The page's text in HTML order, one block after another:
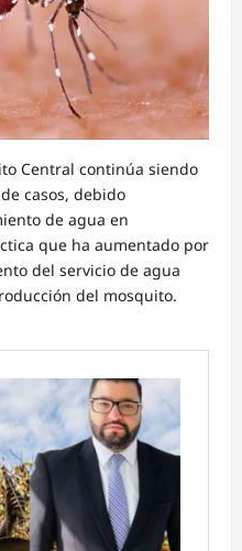
Central continúa siendo
casos, debido
de agua en
que ha aumentado por
del servicio de agua
del mosquito.